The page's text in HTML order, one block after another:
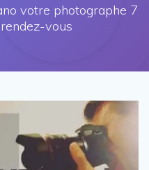
votre photographe 7
vous